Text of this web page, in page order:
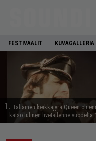
FESTIVAALIT KUVAGALLERIA
1. Tällainen keikkajyrä Queen oli
– katso tulinen livetallenne vuodelta